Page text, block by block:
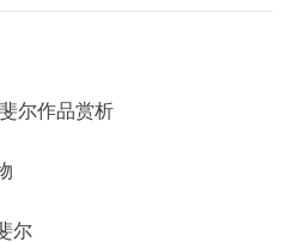
尔作品赏析
尔